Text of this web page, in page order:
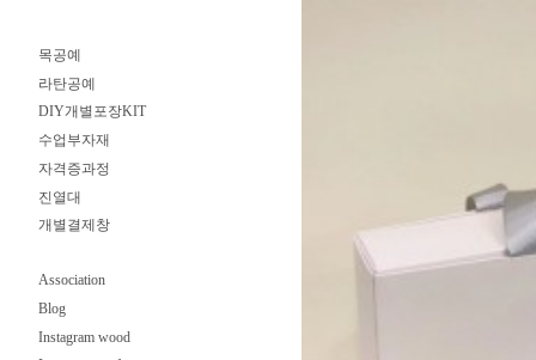
목공예
라탄공예
DIY개별포장KIT
수업부자재
자격증과정
진열대
개별결제창
Association
Blog
Instagram wood